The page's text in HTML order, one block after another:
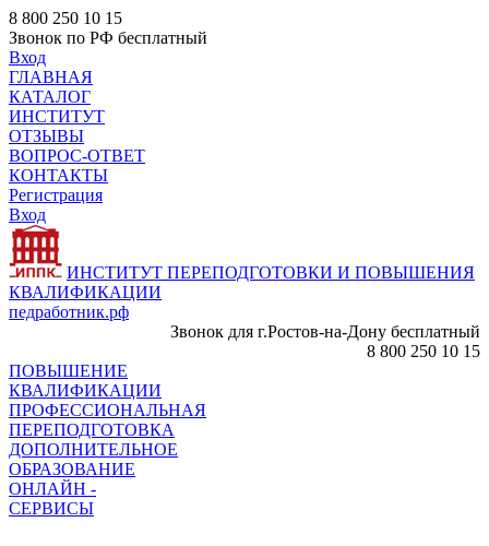
8 800 250 10 15
Звонок по РФ бесплатный
Вход
ГЛАВНАЯ
КАТАЛОГ
ИНСТИТУТ
ОТЗЫВЫ
ВОПРОС-ОТВЕТ
КОНТАКТЫ
Регистрация
Вход
ИНСТИТУТ ПЕРЕПОДГОТОВКИ И ПОВЫШЕНИЯ
КВАЛИФИКАЦИИ
педработник.рф
Звонок для г.Ростов-на-Дону бесплатный
8 800 250 10 15
ПОВЫШЕНИЕ
КВАЛИФИКАЦИИ
ПРОФЕССИОНАЛЬНАЯ
ПЕРЕПОДГОТОВКА
ДОПОЛНИТЕЛЬНОЕ
ОБРАЗОВАНИЕ
ОНЛАЙН -
СЕРВИСЫ